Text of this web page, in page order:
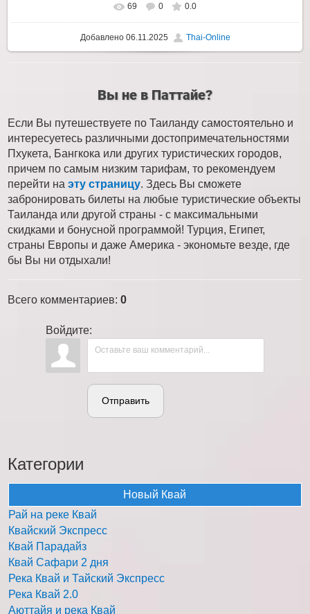
69 0 0.0
Добавлено06.11.2025 Thai-Online
Вы не в Паттайе?
Если Вы путешествуете по Таиланду самостоятельно и
интересуетесь различными достопримечательностями
Пхукета, Бангкока или других туристических городов,
причем по самым низким тарифам, то рекомендуем
перейти на эту страницу. Здесь Вы сможете
забронировать билеты на любые туристические объекты
Таиланда или другой страны - с максимальными
скидками и бонусной программой! Турция, Египет,
страны Европы и даже Америка - экономьте везде, где
бы Вы ни отдыхали!
Всего комментариев: 0
Войдите:
Отправить
Категории
Новый Квай
Рай на реке Квай
Квайский Экспресс
Квай Парадайз
Квай Сафари 2 дня
Река Квай и Тайский Экспресс
Река Квай 2.0
Аюттайя и река Квай